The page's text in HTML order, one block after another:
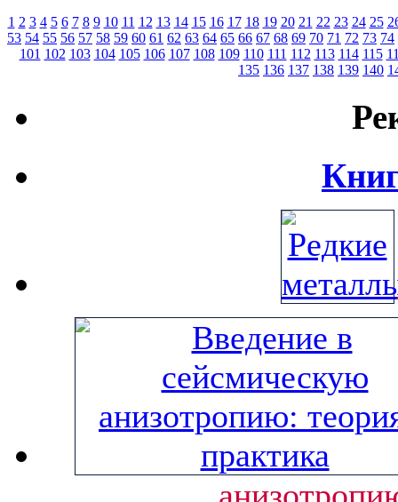
1 2 3 4 5 6 7 8 9 10 11 12 13 14 15 16 17 18 19 20 21 22 23 24 25
53 54 55 56 57 58 59 60 61 62 63 64 65 66 67 68 69 70 71 72 73 74
101 102 103 104 105 106 107 108 109 110 111 112 113 114 115
135 136 137 138 139 140